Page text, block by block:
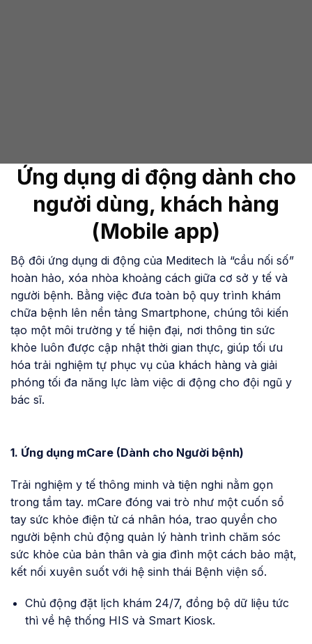
Chi tiết sản phẩm
Ứng dụng di động dành cho
người dùng, khách hàng
(Mobile app)
Bộ đôi ứng dụng di động của Meditech là “cầu nối số”
hoàn hảo, xóa nhòa khoảng cách giữa cơ sở y tế và
người bệnh. Bằng việc đưa toàn bộ quy trình khám
chữa bệnh lên nền tảng Smartphone, chúng tôi kiến
tạo một môi trường y tế hiện đại, nơi thông tin sức
khỏe luôn được cập nhật thời gian thực, giúp tối ưu
hóa trải nghiệm tự phục vụ của khách hàng và giải
phóng tối đa năng lực làm việc di động cho đội ngũ y
bác sĩ.
1. Ứng dụng mCare (Dành cho Người bệnh)
Trải nghiệm y tế thông minh và tiện nghi nằm gọn
trong tầm tay. mCare đóng vai trò như một cuốn sổ
tay sức khỏe điện tử cá nhân hóa, trao quyền cho
người bệnh chủ động quản lý hành trình chăm sóc
sức khỏe của bản thân và gia đình một cách bảo mật,
kết nối xuyên suốt với hệ sinh thái Bệnh viện số.
Chủ động đặt lịch khám 24/7, đồng bộ dữ liệu tức
thì về hệ thống HIS và Smart Kiosk.